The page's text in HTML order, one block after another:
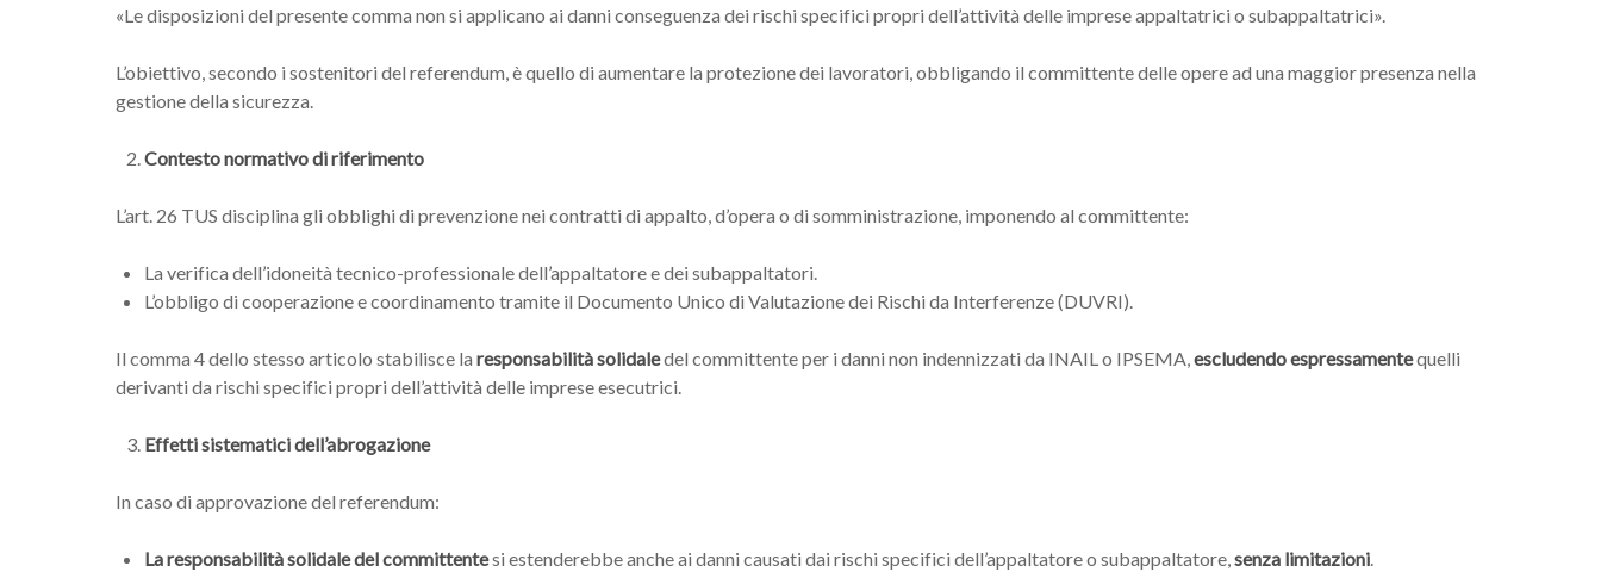
«Le disposizioni del presente comma non si applicano ai danni conseguenza dei rischi specifici propri dell’attività delle imprese appaltatrici o subappaltatrici».
L’obiettivo, secondo i sostenitori del referendum, è quello di aumentare la protezione dei lavoratori, obbligando il committente delle opere ad una maggior presenza nella
gestione della sicurezza.
Contesto normativo di riferimento
L’art. 26 TUS disciplina gli obblighi di prevenzione nei contratti di appalto, d’opera o di somministrazione, imponendo al committente:
La verifica dell’idoneità tecnico-professionale dell’appaltatore e dei subappaltatori.
L’obbligo di cooperazione e coordinamento tramite il Documento Unico di Valutazione dei Rischi da Interferenze (DUVRI).
Il comma 4 dello stesso articolo stabilisce la responsabilità solidaledel committente per i danni non indennizzati da INAIL o IPSEMA,escludendo espressamentequelli
derivanti da rischi specifici propri dell’attività delle imprese esecutrici.
Effetti sistematici dell’abrogazione
In caso di approvazione del referendum:
La responsabilità solidale del committentesi estenderebbe anche ai danni causati dai rischi specifici dell’appaltatore o subappaltatore,senza limitazioni.